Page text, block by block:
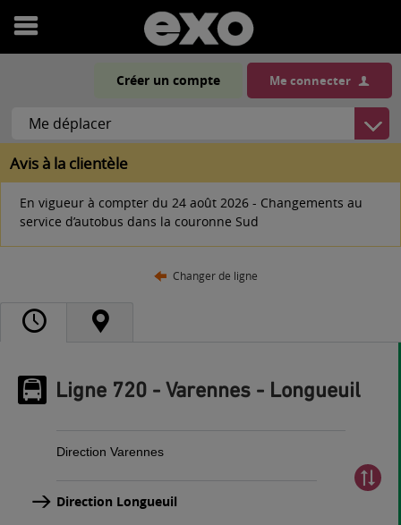
Ouvrir
menu
Créer un compte Me connecter
Avis à la clientèle
En vigueur à compter du 24 août 2026 - Changements au
service d’autobus dans la couronne Sud
Changer de ligne
Ligne 720 - Varennes - Longueuil
Direction Varennes
Direction Longueuil